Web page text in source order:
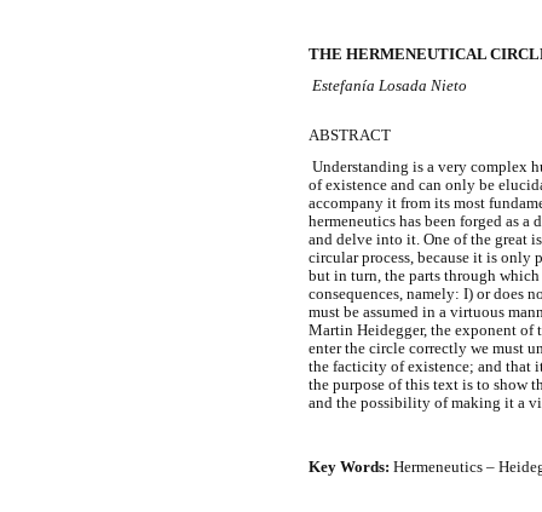
THE HERMENEUTICAL
Estefanía Losada Nieto
ABSTRACT
Understanding is a very complex
of existence and can only be
accompany it from its most
hermeneutics has been forged as
and delve into it. One of the great
circular process, because it is only
but in turn, the parts through
consequences, namely: I) or does
must be assumed in a virtuous
Martin Heidegger, the exponent of
enter the circle correctly we must
the facticity of existence; and that
the purpose of this text is to show
and the possibility of making it a
Key Words: Hermeneutics –